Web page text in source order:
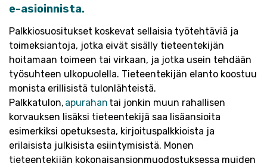
e-asioinnista.
Palkkiosuositukset koskevat sellaisia työtehtäviä ja
toimeksiantoja, jotka eivät sisälly tieteentekijän
hoitamaan toimeen tai virkaan, ja jotka usein tehdään
työsuhteen ulkopuolella. Tieteentekijän elanto koostuu
monista erillisistä tulonlähteistä.
Palkkatulon, apurahan tai jonkin muun rahallisen
korvauksen lisäksi tieteentekijä saa lisäansioita
esimerkiksi opetuksesta, kirjoituspalkkioista ja
erilaisista julkisista esiintymisistä. Monen
tieteentekijän kokonaisansionmuodostuksessa muiden